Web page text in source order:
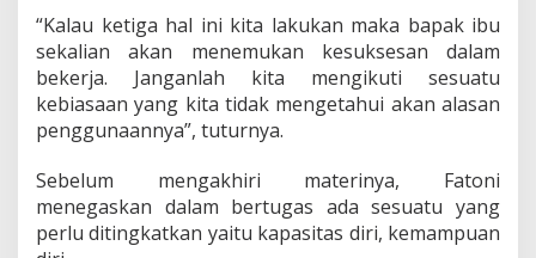
a
a
P
a
n
“Kalau ketiga hal ini kita lakukan maka bapak ibu
sekalian akan menemukan kesuksesan dalam
bekerja. Janganlah kita mengikuti sesuatu
kebiasaan yang kita tidak mengetahui akan alasan
penggunaannya”, tuturnya.
Sebelum mengakhiri materinya, Fatoni
menegaskan dalam bertugas ada sesuatu yang
perlu ditingkatkan yaitu kapasitas diri, kemampuan